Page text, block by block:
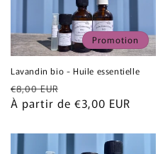
Promotion
Lavandin bio - Huile essentielle
Prix
habituel
€8,00 EUR
promotionnel
À partir de €3,00 EUR